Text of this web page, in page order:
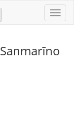
Toggle
Sanmarīno